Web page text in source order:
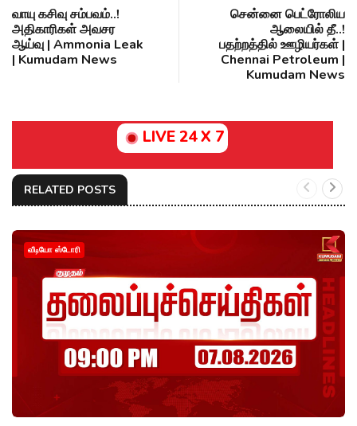
வாயு கசிவு சம்பவம்..!
அதிகாரிகள் அவசர
ஆய்வு | Ammonia Leak
| Kumudam News
சென்னை பெட்ரோலிய
ஆலையில் தீ..!
பதற்றத்தில் ஊழியர்கள் |
Chennai Petroleum |
Kumudam News
LIVE 24 X 7
RELATED POSTS
வீடியோ ஸ்டோரி